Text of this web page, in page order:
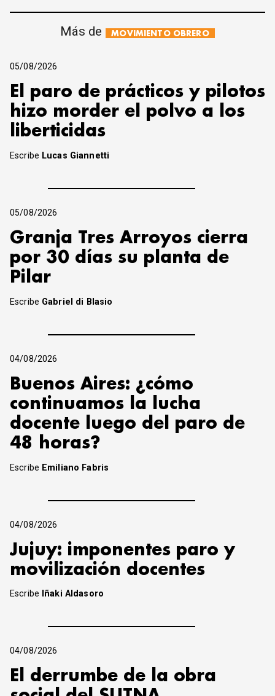
Más de MOVIMIENTO OBRERO
05/08/2026
El paro de prácticos y pilotos
hizo morder el polvo a los
liberticidas
Escribe Lucas Giannetti
05/08/2026
Granja Tres Arroyos cierra
por 30 días su planta de
Pilar
Escribe Gabriel di Blasio
04/08/2026
Buenos Aires: ¿cómo
continuamos la lucha
docente luego del paro de
48 horas?
Escribe Emiliano Fabris
04/08/2026
Jujuy: imponentes paro y
movilización docentes
Escribe Iñaki Aldasoro
04/08/2026
El derrumbe de la obra